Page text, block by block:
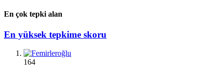
En çok tepki alan
En yüksek tepkime skoru
164